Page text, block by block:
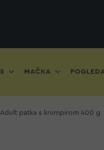
MAČKA
patka s krumpirom 400 g